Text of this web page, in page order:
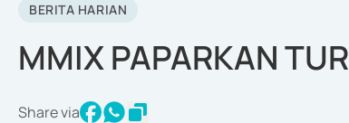
BERITA HARIAN
MMIX PAPARKAN
Share via